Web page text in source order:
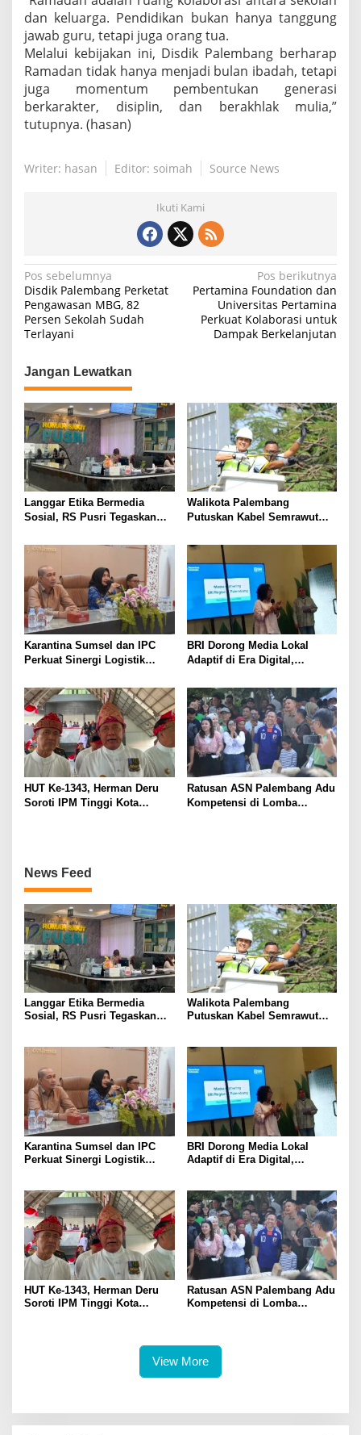
dan keluarga. Pendidikan bukan hanya tanggung
jawab guru, tetapi juga orang tua.
Melalui kebijakan ini, Disdik Palembang berharap
Ramadan tidak hanya menjadi bulan ibadah, tetapi
juga momentum pembentukan generasi
berkarakter, disiplin, dan berakhlak mulia,”
tutupnya. (hasan)
Writer: hasan Editor: soimah Source News
Ikuti Kami
N
a
v
g
a
s
i
p
o
s
Pos sebelumnya
Disdik Palembang Perketat
Pengawasan MBG, 82
Persen Sekolah Sudah
Terlayani
Pos berikutnya
Pertamina Foundation dan
Universitas Pertamina
Perkuat Kolaborasi untuk
Dampak Berkelanjutan
Jangan Lewatkan
Langgar Etika Bermedia
Sosial, RS Pusri Tegaskan
Dokter Mitra
Walikota Palembang
Putuskan Kabel Semrawut
Karantina Sumsel dan IPC
Perkuat Sinergi Logistik
BRI Dorong Media Lokal
Adaptif di Era Digital,
Journalism
HUT Ke-1343, Herman Deru
Soroti IPM Tinggi Kota
Ratusan ASN Palembang Adu
Kompetensi di Lomba
News Feed
Langgar Etika Bermedia
Sosial, RS Pusri Tegaskan
Walikota Palembang
Putuskan Kabel Semrawut
Karantina Sumsel dan IPC
Perkuat Sinergi Logistik
BRI Dorong Media Lokal
Adaptif di Era Digital,
HUT Ke-1343, Herman Deru
Soroti IPM Tinggi Kota
Ratusan ASN Palembang Adu
Kompetensi di Lomba
View More